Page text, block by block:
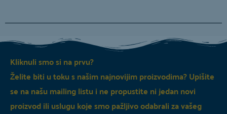
Kliknuli smo si na prvu?
Želite biti u toku s našim najnovijim proizvodima? Upišite
se na našu mailing listu i ne propustite ni jedan novi
proizvod ili uslugu koje smo pažljivo odabrali za vašeg